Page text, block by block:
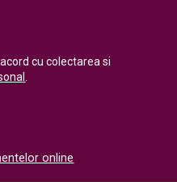
cu colectarea si
online